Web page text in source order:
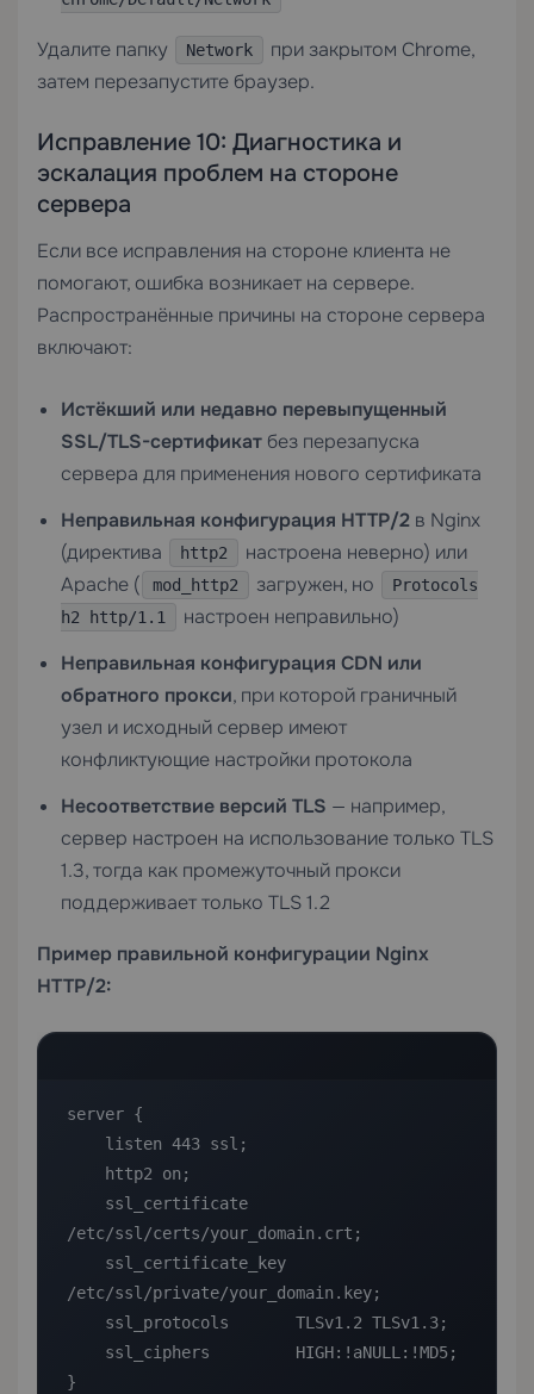
Удалите папку Network
при закрытом Chrome,
затем перезапустите браузер.
Исправление 10: Диагностика и
эскалация проблем на стороне
сервера
Если все исправления на стороне клиента не
помогают, ошибка возникает на сервере.
Распространённые причины на стороне сервера
включают:
Истёкший или недавно перевыпущенный
SSL/TLS-сертификат без перезапуска
сервера для применения нового сертификата
Неправильная конфигурация HTTP/2 в Nginx
(директива
http2
настроена неверно) или
Apache (
mod_http2 загружен, но
Protocols
h2 http/1.1
настроен неправильно)
Неправильная конфигурация CDN или
обратного прокси, при которой граничный
узел и исходный сервер имеют
конфликтующие настройки протокола
Несоответствие версий TLS — например,
сервер настроен на использование только TLS
1.3, тогда как промежуточный прокси
поддерживает только TLS 1.2
Пример правильной конфигурации Nginx
HTTP/2:
server {
/etc/ssl/certs/your_domain.crt;
/etc/ssl/private/your_domain.key;
}